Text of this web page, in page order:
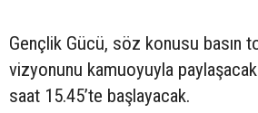
Gençlik Gücü, söz konusu basın
vizyonunu kamuoyuyla paylaşacak.
saat 15.45’te başlayacak.